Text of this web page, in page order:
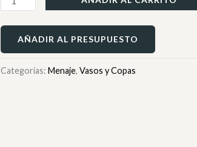
AÑADIR AL PRESUPUESTO
Categorías: Menaje, Vasos y Copas